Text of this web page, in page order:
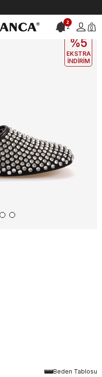
2
2 0
EKLE5
%5
EKSTRA
İNDİRİM
Beden Tablosu